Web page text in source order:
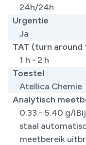
24h/24h
Urgentie
Ja
TAT (turn around
1 h - 2 h
Toestel
Atellica Chemie
Analytisch
0.33 - 5.40 g/
staal
meetbereik